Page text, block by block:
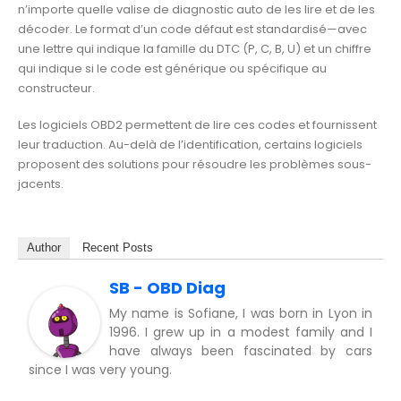
n’importe quelle valise de diagnostic auto de les lire et de les
décoder. Le format d’un code défaut est standardisé—avec
une lettre qui indique la famille du DTC (P, C, B, U) et un chiffre
qui indique si le code est générique ou spécifique au
constructeur.
Les logiciels OBD2 permettent de lire ces codes et fournissent
leur traduction. Au-delà de l’identification, certains logiciels
proposent des solutions pour résoudre les problèmes sous-
jacents.
Author Recent Posts
SB - OBD Diag
My name is Sofiane, I was born in Lyon in
1996. I grew up in a modest family and I
have always been fascinated by cars
since I was very young.